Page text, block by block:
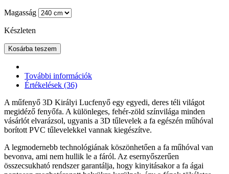
Magasság
Készleten
Kosárba teszem
További információk
Értékelések (36)
A műfenyő 3D Királyi Lucfenyő egy egyedi, deres téli világot
megidéző fenyőfa. A különleges, fehér-zöld színvilága minden
vásárlót elvarázsol, ugyanis a 3D tűlevelek a fa egészén műhóval
borított PVC tűlevelekkel vannak kiegészítve.
A legmodernebb technológiának köszönhetően a fa műhóval van
bevonva, ami nem hullik le a fáról. Az esernyőszerűen
összecsukható rendszer garantálja, hogy kinyitásakor a fa ágai